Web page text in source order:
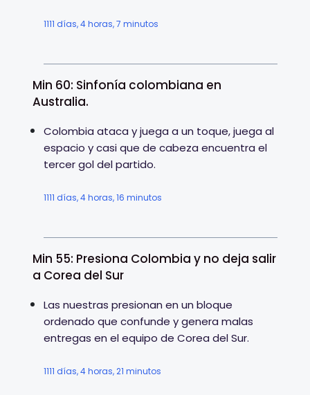
1111 días, 4 horas, 7 minutos
Min 60: Sinfonía colombiana en
Australia.
Colombia ataca y juega a un toque, juega al
espacio y casi que de cabeza encuentra el
tercer gol del partido.
1111 días, 4 horas, 16 minutos
Min 55: Presiona Colombia y no deja salir
a Corea del Sur
Las nuestras presionan en un bloque
ordenado que confunde y genera malas
entregas en el equipo de Corea del Sur.
1111 días, 4 horas, 21 minutos